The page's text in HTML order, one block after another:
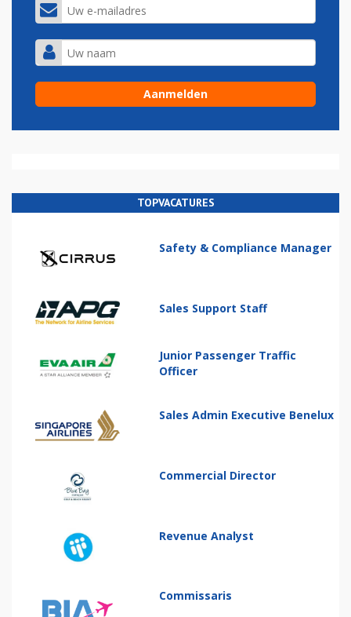
TOPVACATURES
Safety & Compliance Manager
Sales Support Staff
Junior Passenger Traffic
Officer
Sales Admin Executive Benelux
Commercial Director
Revenue Analyst
Commissaris